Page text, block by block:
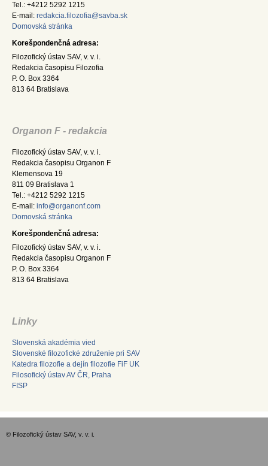
Tel.: +4212 5292 1215
E-mail: redakcia.filozofia@savba.sk
Domovská stránka
Korešpondenčná adresa:
Filozofický ústav SAV, v. v. i.
Redakcia časopisu Filozofia
P. O. Box 3364
813 64 Bratislava
Organon F - redakcia
Filozofický ústav SAV, v. v. i.
Redakcia časopisu Organon F
Klemensova 19
811 09 Bratislava 1
Tel.: +4212 5292 1215
E-mail: info@organonf.com
Domovská stránka
Korešpondenčná adresa:
Filozofický ústav SAV, v. v. i.
Redakcia časopisu Organon F
P. O. Box 3364
813 64 Bratislava
Linky
Slovenská akadémia vied
Slovenské filozofické združenie pri SAV
Katedra filozofie a dejín filozofie FiF UK
Filosofický ústav AV ČR, Praha
FISP
© Filozofický ústav SAV, v. v. i.